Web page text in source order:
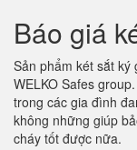
Báo giá
Sản phẩm két sắt
WELKO Safes
trong các gia đình
không những giúp
cháy tốt được nữa.